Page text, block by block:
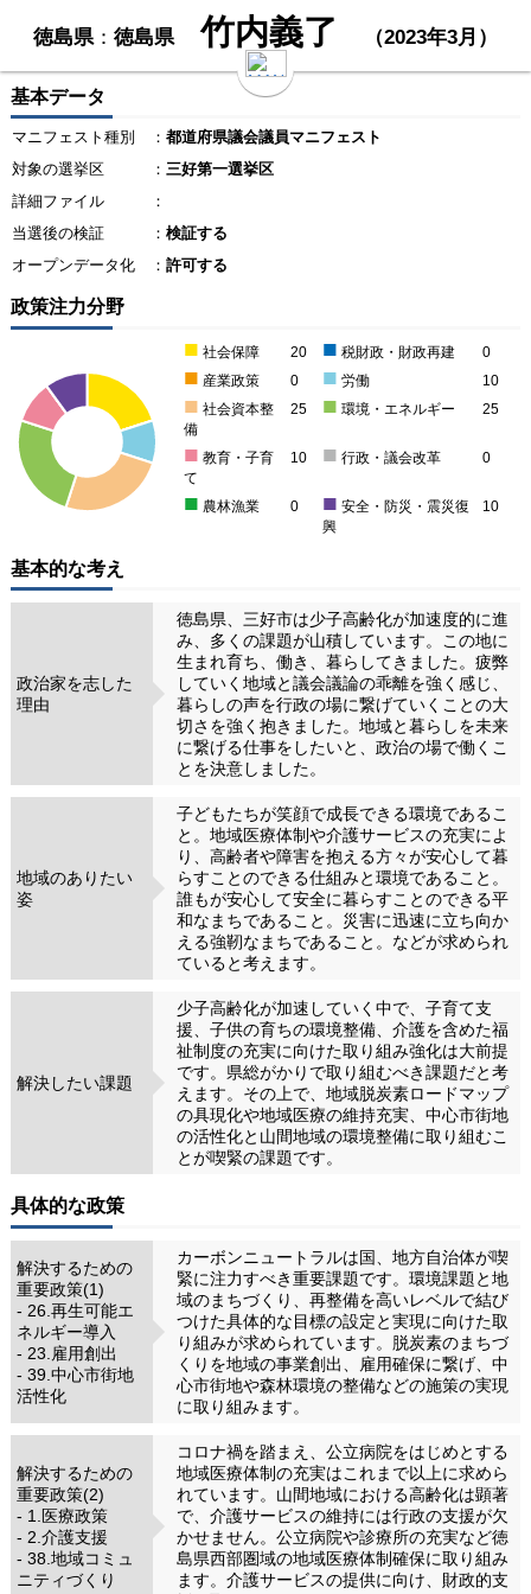
徳島県：徳島県 竹内義了 （2023年3月）
基本データ
マニフェスト種別 ： 都道府県議会議員マニフェスト
対象の選挙区
： 三好第一選挙区
詳細ファイル
：
当選後の検証
： 検証する
オープンデータ化
： 許可する
政策注力分野
■ 社会保障 20 ■ 税財政・財政再建 0
■ 産業政策 0 ■ 労働 10
■ 社会資本整
備
25 ■ 環境・エネルギー 25
■ 教育・子育
て
10 ■ 行政・議会改革 0
■ 農林漁業 0 ■ 安全・防災・震災復
興
10
基本的な考え
政治家を志した
理由
徳島県、三好市は少子高齢化が加速度的に進
み、多くの課題が山積しています。この地に
生まれ育ち、働き、暮らしてきました。疲弊
していく地域と議会議論の乖離を強く感じ、
暮らしの声を行政の場に繋げていくことの大
切さを強く抱きました。地域と暮らしを未来
に繋げる仕事をしたいと、政治の場で働くこ
とを決意しました。
地域のありたい
姿
子どもたちが笑顔で成長できる環境であるこ
と。地域医療体制や介護サービスの充実によ
り、高齢者や障害を抱える方々が安心して暮
らすことのできる仕組みと環境であること。
誰もが安心して安全に暮らすことのできる平
和なまちであること。災害に迅速に立ち向か
える強靭なまちであること。などが求められ
ていると考えます。
解決したい課題
少子高齢化が加速していく中で、子育て支
援、子供の育ちの環境整備、介護を含めた福
祉制度の充実に向けた取り組み強化は大前提
です。県総がかりで取り組むべき課題だと考
えます。その上で、地域脱炭素ロードマップ
の具現化や地域医療の維持充実、中心市街地
の活性化と山間地域の環境整備に取り組むこ
とが喫緊の課題です。
具体的な政策
解決するための
重要政策(1)
- 26.再生可能エ
ネルギー導入
- 23.雇用創出
- 39.中心市街地
活性化
カーボンニュートラルは国、地方自治体が喫
緊に注力すべき重要課題です。環境課題と地
域のまちづくり、再整備を高いレベルで結び
つけた具体的な目標の設定と実現に向けた取
り組みが求められています。脱炭素のまちづ
くりを地域の事業創出、雇用確保に繋げ、中
心市街地や森林環境の整備などの施策の実現
に取り組みます。
解決するための
重要政策(2)
- 1.医療政策
- 2.介護支援
- 38.地域コミュ
ニティづくり
コロナ禍を踏まえ、公立病院をはじめとする
地域医療体制の充実はこれまで以上に求めら
れています。山間地域における高齢化は顕著
で、介護サービスの維持には行政の支援が欠
かせません。公立病院や診療所の充実など徳
島県西部圏域の地域医療体制確保に取り組み
ます。介護サービスの提供に向け、財政的支